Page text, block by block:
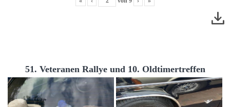
51. Veteranen Rallye und 10. Oldtimertreffen